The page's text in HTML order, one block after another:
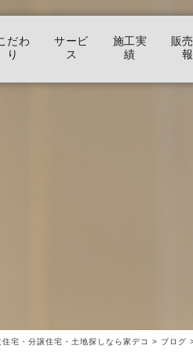
だわ
り
サービ
ス
施工実
績
販
報
宅・分譲住宅・土地探しなら家デコ > ブログ